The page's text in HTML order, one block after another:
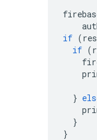
if (
if (
}
}
}